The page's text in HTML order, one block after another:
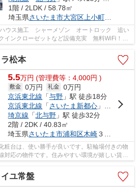
1階 / 2LDK / 58.78㎡
埼玉県さいたま市大宮区上小町５２５
ウス施工 シャーメゾン オートロック 追い
ンクローゼットなど設備充実 無料WiFi！
松本
5.5万円 (管理費等：4,000円 )
敷金 0万円 礼金 0万円
京浜東北線 「与野 」駅 徒歩18分
京浜東北線 「さいたま新都心 」駅 徒歩28分
埼京線 「北与野 」駅 徒歩32分
2階 / 2DK / 40.83㎡
埼玉県さいたま市浦和区木崎３丁目１-２２
粧台は、使い勝手が良いです。駐輪場付きの物
対応の物件です。住みやすい環境が嬉しい賃貸
ユ常盤